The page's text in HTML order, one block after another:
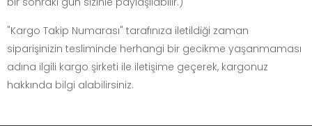
"Kargo Takip Numarası" tarafınıza iletildiği zaman
siparişinizin tesliminde herhangi bir gecikme yaşanmaması
adına ilgili kargo şirketi ile iletişime geçerek, kargonuz
hakkında bilgi alabilirsiniz.